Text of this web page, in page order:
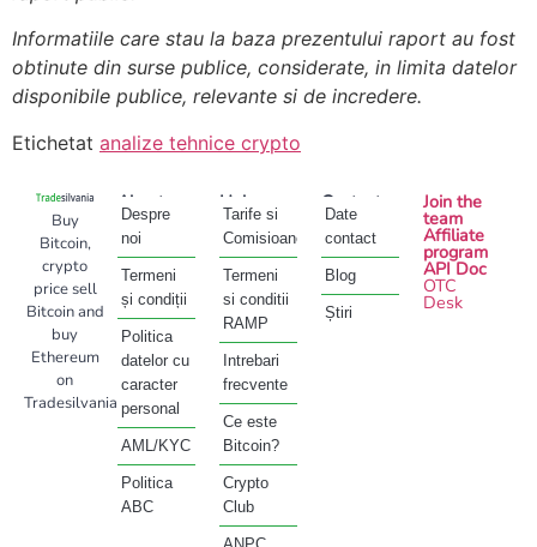
Informatiile care stau la baza prezentului raport au fost
obtinute din surse publice, considerate, in limita datelor
disponibile publice, relevante si de incredere.
Etichetat analize tehnice crypto
Buy
Bitcoin,
crypto
price sell
Bitcoin and
buy
Ethereum
on
Tradesilvania
About
Despre
noi
Termeni
și condiții
Politica
datelor cu
caracter
personal
AML/KYC
Politica
ABC
Help
Tarife si
Comisioane
Termeni
si conditii
RAMP
Intrebari
frecvente
Ce este
Bitcoin?
Crypto
Club
Contact
Date
contact
Blog
Știri
Join the
team
Affiliate
program
API Doc
OTC
Desk